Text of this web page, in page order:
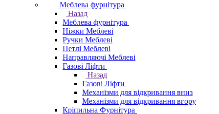
Меблева фурнітура
Назад
Меблева фурнітура
Ніжки Меблеві
Ручки Меблеві
Петлі Меблеві
Направляючі Меблеві
Газові Ліфти
Назад
Газові Ліфти
Механізми для відкривання вниз
Механізми для відкривання вгору
Кріпильна Фурнітура